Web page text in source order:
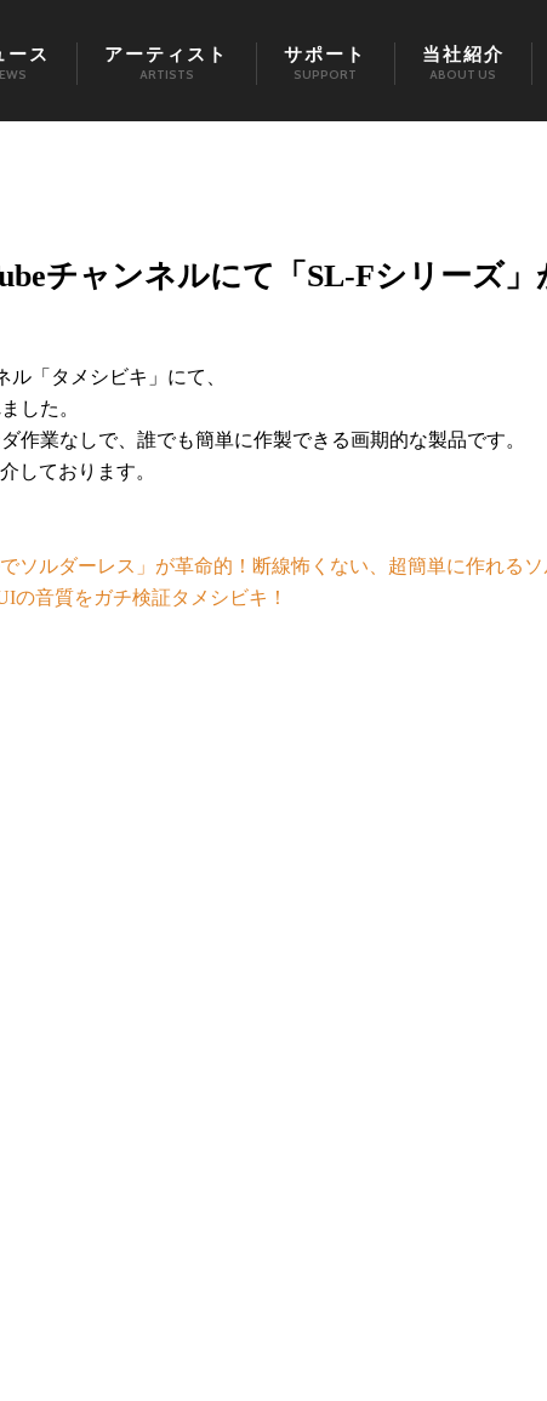
ース アーティスト
ARTISTS
サポート
SUPPORT
当社紹介
ABOUT US
チャンネルにて「SL-Fシリーズ」
ル「タメシビキ」にて、
した。
作業なしで、誰でも簡単に作製できる画期的な製品です。
しております。
ソルダーレス」が革命的！断線怖くない、超簡単に作れるソ
の音質をガチ検証タメシビキ！